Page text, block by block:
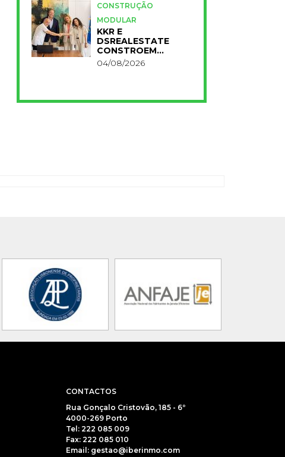
CONSTRUÇÃO
MODULAR
KKR E
DSREALESTATE
CONSTROEM
RESIDÊNCIA
UNIVERSITÁRIA
04/08/2026
CONTACTOS
Rua Gonçalo Cristovão, 185 - 6º
4000-269 Porto
Tel: 222 085 009
Fax: 222 085 010
Email: gestao@iberinmo.com